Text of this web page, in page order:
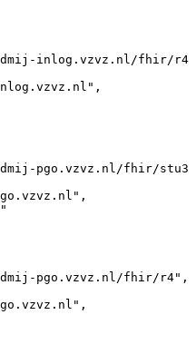
inlog.vzvz.nl/fhir/r4"
,
pgo.vzvz.nl/fhir/stu3"
,
pgo.vzvz.nl/fhir/r4" ,
,